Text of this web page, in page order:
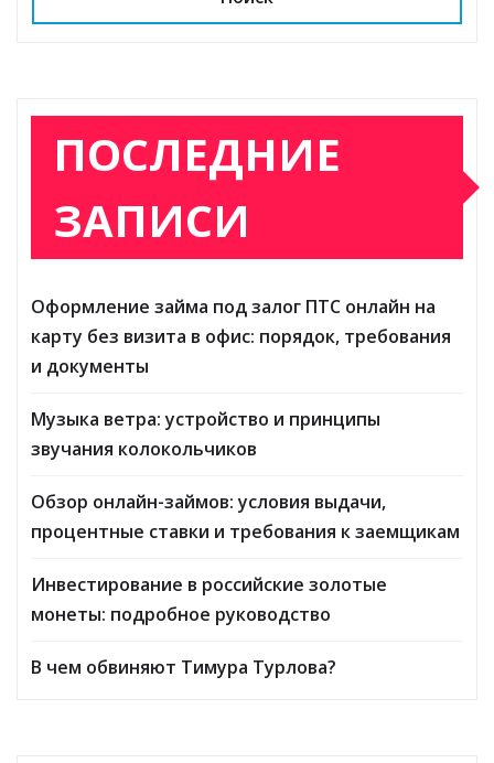
ПОСЛЕДНИЕ
ЗАПИСИ
Оформление займа под залог ПТС онлайн на
карту без визита в офис: порядок, требования
и документы
Музыка ветра: устройство и принципы
звучания колокольчиков
Обзор онлайн-займов: условия выдачи,
процентные ставки и требования к заемщикам
Инвестирование в российские золотые
монеты: подробное руководство
В чем обвиняют Тимура Турлова?